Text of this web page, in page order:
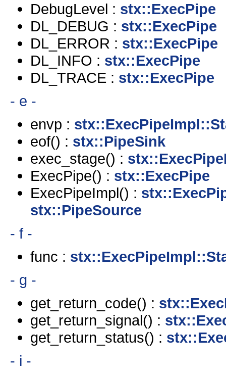
DebugLevel : stx::ExecPipe
DL_DEBUG : stx::ExecPipe
DL_ERROR : stx::ExecPipe
DL_INFO : stx::ExecPipe
DL_TRACE : stx::ExecPipe
- e -
envp :
eof() : stx::PipeSink
exec_stage() :
ExecPipe() : stx::ExecPipe
ExecPipeImpl() :
stx::PipeSource
- f -
func :
- g -
get_return_code() :
get_return_signal() :
get_return_status() :
- i -